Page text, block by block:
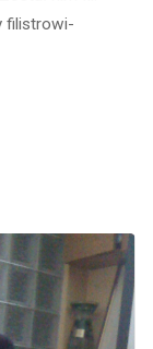
filistrowi-